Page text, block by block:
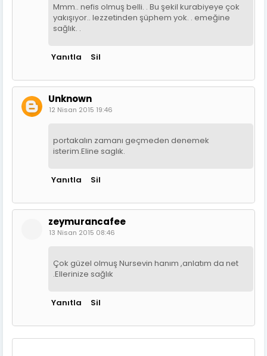
Mmm.. nefis olmuş belli. . Bu şekil kurabiyeye çok
yakışıyor.. lezzetinden şüphem yok. . emeğine
sağlık. .
Yanıtla Sil
Unknown
12 Nisan 2015 19:46
portakalın zamanı geçmeden denemek
isterim.Eline saglık.
Yanıtla Sil
zeymurancafee
13 Nisan 2015 08:46
Çok güzel olmuş Nursevin hanım ,anlatım da net
.Ellerinize sağlık
Yanıtla Sil